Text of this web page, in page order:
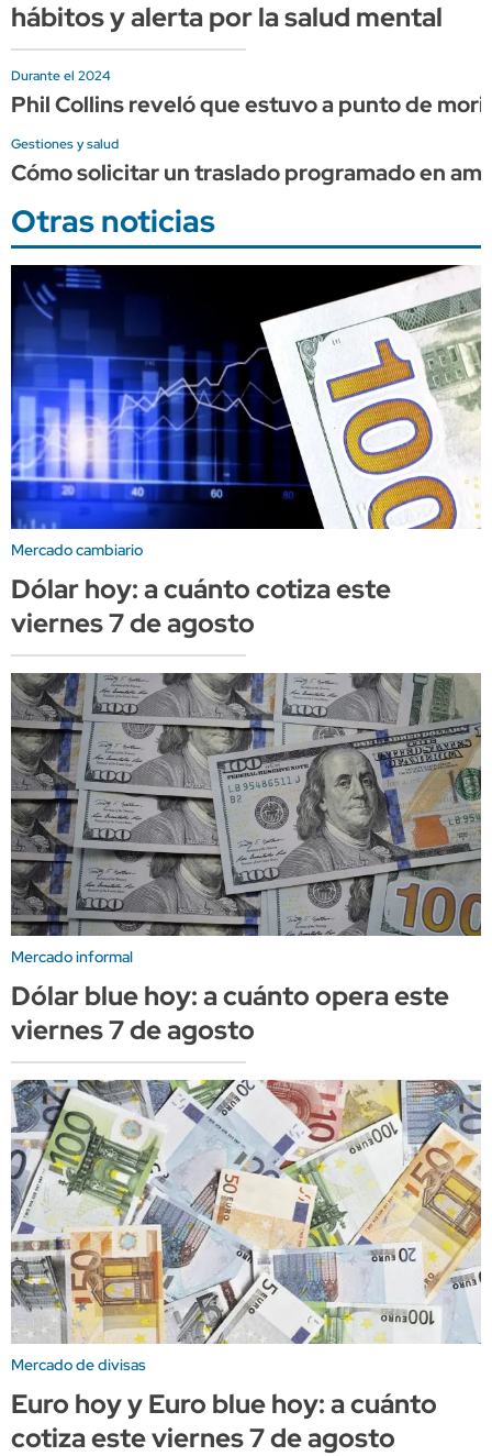
hábitos y alerta por la salud mental
Durante el 2024
Phil Collins reveló que estuvo a punto de
Gestiones y salud
Cómo solicitar un traslado programado en
Otras noticias
Mercado cambiario
Dólar hoy: a cuánto cotiza este
viernes 7 de agosto
Mercado informal
Dólar blue hoy: a cuánto opera este
viernes 7 de agosto
Mercado de divisas
Euro hoy y Euro blue hoy: a cuánto
cotiza este viernes 7 de agosto